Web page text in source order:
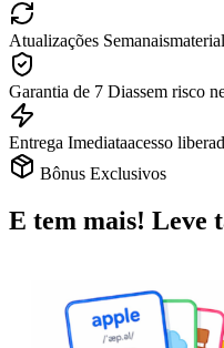
Atualizações Semanais
Garantia de 7 Diassem risco
Entrega Imediataacesso
Bônus Exclusivos
E tem mais! Leve